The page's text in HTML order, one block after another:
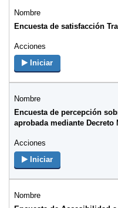
Encuesta de satisfacción
Iniciar
Encuesta de percepción
aprobada mediante Decreto
Iniciar